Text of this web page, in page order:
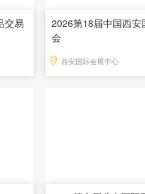
交易
2026第18届中国西
会
西安国际会展中心